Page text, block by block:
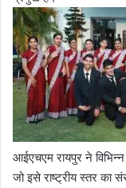
आईएचएम रायपुर ने विभिन्न
जो इसे राष्ट्रीय स्तर का